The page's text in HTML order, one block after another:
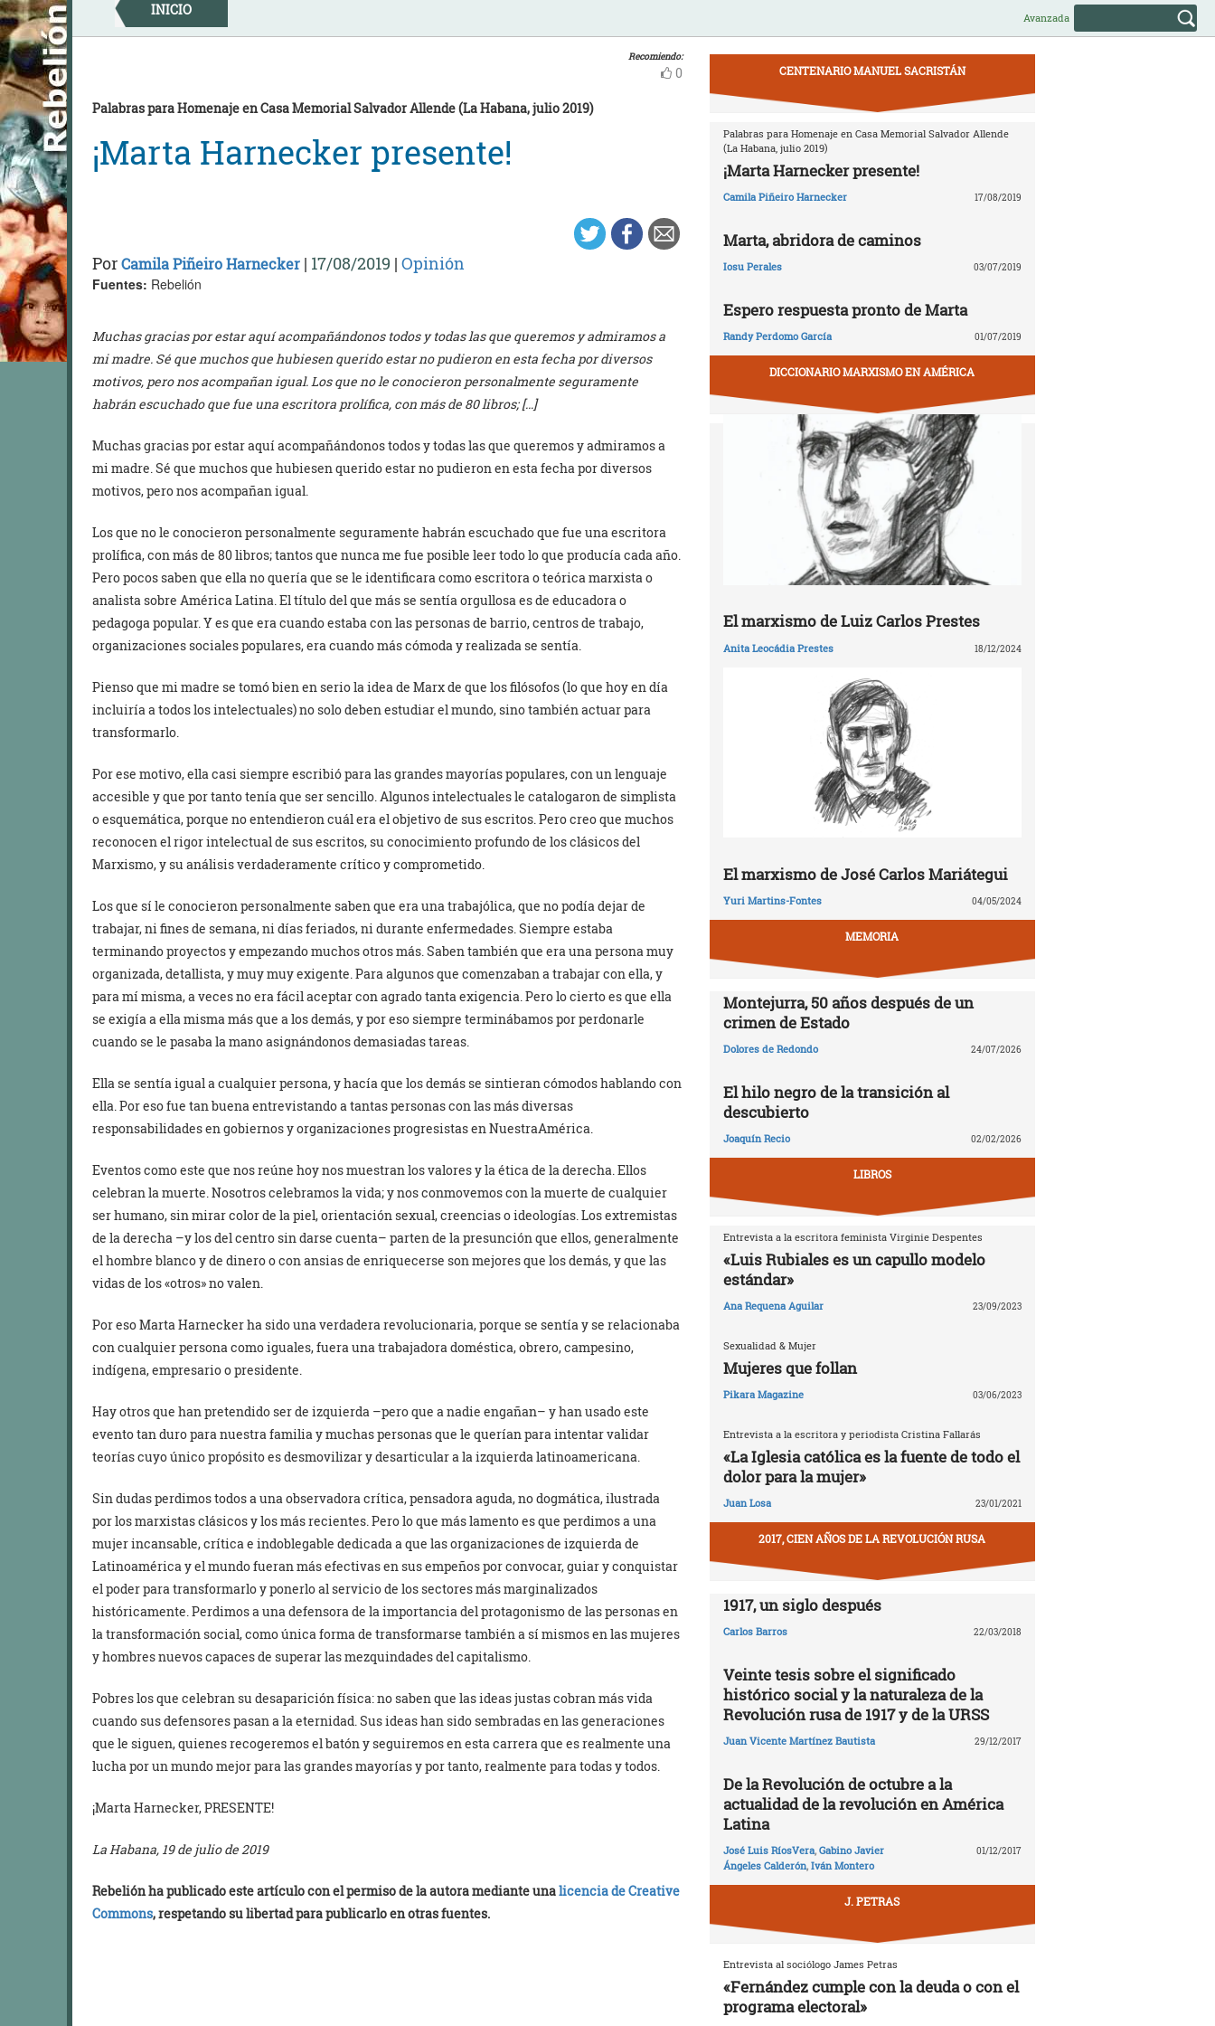
Skip
to
content
INICIO Avanzada
Recomiendo:
0
Palabras para Homenaje en Casa Memorial Salvador Allende (La Habana, julio 2019)
¡Marta Harnecker presente!
PorCamila Piñeiro Harnecker | 17/08/2019 | Opinión
Fuentes: Rebelión
Muchas gracias por estar aquí acompañándonos todos y todas las que queremos y admiramos a
mi madre. Sé que muchos que hubiesen querido estar no pudieron en esta fecha por diversos
motivos, pero nos acompañan igual. Los que no le conocieron personalmente seguramente
habrán escuchado que fue una escritora prolífica, con más de 80 libros; […]
Muchas gracias por estar aquí acompañándonos todos y todas las que queremos y admiramos a
mi madre. Sé que muchos que hubiesen querido estar no pudieron en esta fecha por diversos
motivos, pero nos acompañan igual.
Los que no le conocieron personalmente seguramente habrán escuchado que fue una escritora
prolífica, con más de 80 libros; tantos que nunca me fue posible leer todo lo que producía cada año.
Pero pocos saben que ella no quería que se le identificara como escritora o teórica marxista o
analista sobre América Latina. El título del que más se sentía orgullosa es de educadora o
pedagoga popular. Y es que era cuando estaba con las personas de barrio, centros de trabajo,
organizaciones sociales populares, era cuando más cómoda y realizada se sentía.
Pienso que mi madre se tomó bien en serio la idea de Marx de que los filósofos (lo que hoy en día
incluiría a todos los intelectuales) no solo deben estudiar el mundo, sino también actuar para
transformarlo.
Por ese motivo, ella casi siempre escribió para las grandes mayorías populares, con un lenguaje
accesible y que por tanto tenía que ser sencillo. Algunos intelectuales le catalogaron de simplista
o esquemática, porque no entendieron cuál era el objetivo de sus escritos. Pero creo que muchos
reconocen el rigor intelectual de sus escritos, su conocimiento profundo de los clásicos del
Marxismo, y su análisis verdaderamente crítico y comprometido.
Los que sí le conocieron personalmente saben que era una trabajólica, que no podía dejar de
trabajar, ni fines de semana, ni días feriados, ni durante enfermedades. Siempre estaba
terminando proyectos y empezando muchos otros más. Saben también que era una persona muy
organizada, detallista, y muy muy exigente. Para algunos que comenzaban a trabajar con ella, y
para mí misma, a veces no era fácil aceptar con agrado tanta exigencia. Pero lo cierto es que ella
se exigía a ella misma más que a los demás, y por eso siempre terminábamos por perdonarle
cuando se le pasaba la mano asignándonos demasiadas tareas.
Ella se sentía igual a cualquier persona, y hacía que los demás se sintieran cómodos hablando con
ella. Por eso fue tan buena entrevistando a tantas personas con las más diversas
responsabilidades en gobiernos y organizaciones progresistas en NuestraAmérica.
Eventos como este que nos reúne hoy nos muestran los valores y la ética de la derecha. Ellos
celebran la muerte. Nosotros celebramos la vida; y nos conmovemos con la muerte de cualquier
ser humano, sin mirar color de la piel, orientación sexual, creencias o ideologías. Los extremistas
de la derecha –y los del centro sin darse cuenta– parten de la presunción que ellos, generalmente
el hombre blanco y de dinero o con ansias de enriquecerse son mejores que los demás, y que las
vidas de los «otros» no valen.
Por eso Marta Harnecker ha sido una verdadera revolucionaria, porque se sentía y se relacionaba
con cualquier persona como iguales, fuera una trabajadora doméstica, obrero, campesino,
indígena, empresario o presidente.
Hay otros que han pretendido ser de izquierda –pero que a nadie engañan– y han usado este
evento tan duro para nuestra familia y muchas personas que le querían para intentar validar
teorías cuyo único propósito es desmovilizar y desarticular a la izquierda latinoamericana.
Sin dudas perdimos todos a una observadora crítica, pensadora aguda, no dogmática, ilustrada
por los marxistas clásicos y los más recientes. Pero lo que más lamento es que perdimos a una
mujer incansable, crítica e indoblegable dedicada a que las organizaciones de izquierda de
Latinoamérica y el mundo fueran más efectivas en sus empeños por convocar, guiar y conquistar
el poder para transformarlo y ponerlo al servicio de los sectores más marginalizados
históricamente. Perdimos a una defensora de la importancia del protagonismo de las personas en
la transformación social, como única forma de transformarse también a sí mismos en las mujeres
y hombres nuevos capaces de superar las mezquindades del capitalismo.
Pobres los que celebran su desaparición física: no saben que las ideas justas cobran más vida
cuando sus defensores pasan a la eternidad. Sus ideas han sido sembradas en las generaciones
que le siguen, quienes recogeremos el batón y seguiremos en esta carrera que es realmente una
lucha por un mundo mejor para las grandes mayorías y por tanto, realmente para todas y todos.
¡Marta Harnecker, PRESENTE!
La Habana, 19 de julio de 2019
Rebelión ha publicado este artículo con el permiso de la autora mediante unalicencia de Creative
Commons, respetando su libertad para publicarlo en otras fuentes.
CENTENARIO MANUEL SACRISTÁN
Palabras para Homenaje en Casa Memorial Salvador Allende
(La Habana, julio 2019)
¡Marta Harnecker presente!
Camila Piñeiro Harnecker 17/08/2019
Marta, abridora de caminos
Iosu Perales 03/07/2019
Espero respuesta pronto de Marta
Randy Perdomo García 01/07/2019
DICCIONARIO MARXISMO EN AMÉRICA
El marxismo de Luiz Carlos Prestes
Anita Leocádia Prestes 18/12/2024
El marxismo de José Carlos Mariátegui
Yuri Martins-Fontes 04/05/2024
MEMORIA
Montejurra, 50 años después de un
crimen de Estado
Dolores de Redondo 24/07/2026
El hilo negro de la transición al
descubierto
Joaquín Recio 02/02/2026
LIBROS
Entrevista a la escritora feminista Virginie Despentes
«Luis Rubiales es un capullo modelo
estándar»
Ana Requena Aguilar 23/09/2023
Sexualidad & Mujer
Mujeres que follan
Pikara Magazine 03/06/2023
Entrevista a la escritora y periodista Cristina Fallarás
«La Iglesia católica es la fuente de todo el
dolor para la mujer»
Juan Losa 23/01/2021
2017, CIEN AÑOS DE LA REVOLUCIÓN RUSA
1917, un siglo después
Carlos Barros 22/03/2018
Veinte tesis sobre el significado
histórico social y la naturaleza de la
Revolución rusa de 1917 y de la URSS
Juan Vicente Martínez Bautista 29/12/2017
De la Revolución de octubre a la
actualidad de la revolución en América
Latina
José Luis RíosVera, Gabino Javier
Ángeles Calderón, Iván Montero
01/12/2017
J. PETRAS
Entrevista al sociólogo James Petras
«Fernández cumple con la deuda o con el
programa electoral»